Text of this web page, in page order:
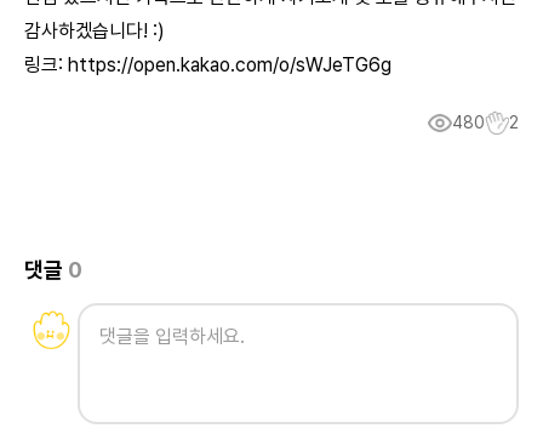
감사하겠습니다! :)
링크: https://open.kakao.com/o/sWJeTG6g
480 2
댓글 0